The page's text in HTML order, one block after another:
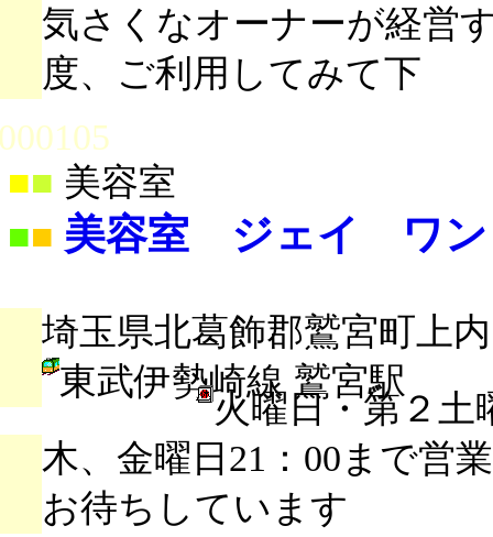
気さくなオーナーが経営
度、ご利用してみて下
■ 美容室
■■ 美容室 ジェイ ワン
埼玉県北葛飾郡鷲宮町上内
東武伊勢崎線 鷲宮駅
火曜日・第２
木、金曜日21：00まで営
お待ちしています